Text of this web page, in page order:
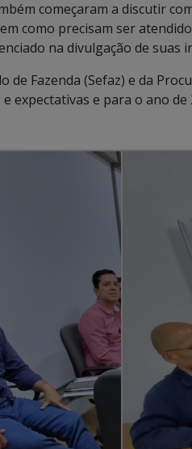
começaram a discutir
como precisam ser
na divulgação de suas
de Fazenda (Sefaz) e da
expectativas e para o ano